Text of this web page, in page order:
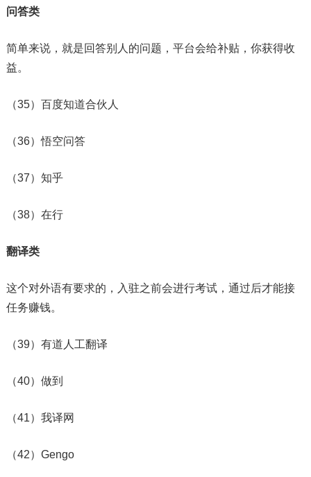
问答类
简单来说，就是回答别人的问题，平台会给补贴，你获得收
益。
（35）百度知道合伙人
（36）悟空问答
（37）知乎
（38）在行
翻译类
这个对外语有要求的，入驻之前会进行考试，通过后才能接
任务赚钱。
（39）有道人工翻译
（40）做到
（41）我译网
（42）Gengo